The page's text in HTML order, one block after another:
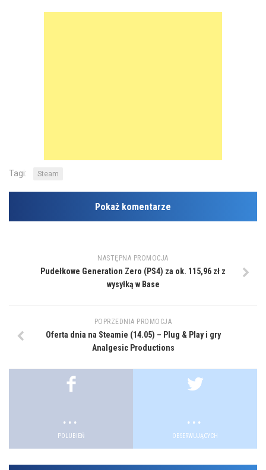
Tagi: Steam
Pokaż komentarze
NASTĘPNA PROMOCJA
Pudełkowe Generation Zero (PS4) za ok. 115,96 zł z
wysyłką w Base
POPRZEDNIA PROMOCJA
Oferta dnia na Steamie (14.05) – Plug & Play i gry
Analgesic Productions
.
POLUBIEŃ
.
OBSERWUJĄCYCH